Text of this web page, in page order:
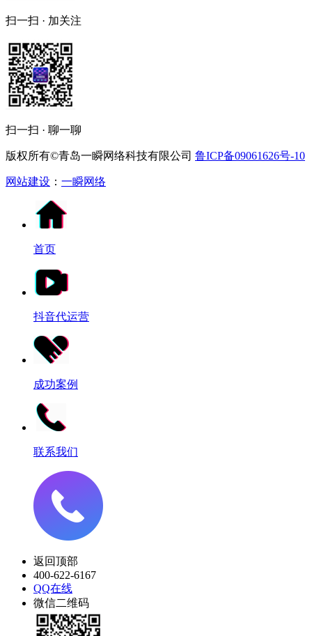
扫一扫 · 加关注
扫一扫 · 聊一聊
版权所有©青岛一瞬网络科技有限公司 鲁ICP备09061626号-10
网站建设 ： 一瞬网络
首页
抖音代运营
成功案例
联系我们
返回顶部
400-622-6167
QQ在线
微信二维码